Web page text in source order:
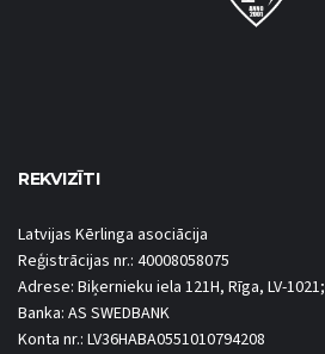
REKVIZĪTI
Latvijas Kērlinga asociācija
Reģistrācijas nr.: 40008058075
Adrese: Biķernieku iela 121H, Rīga, LV-1021;
Banka: AS SWEDBANK
Konta nr.: LV36HABA0551010794208